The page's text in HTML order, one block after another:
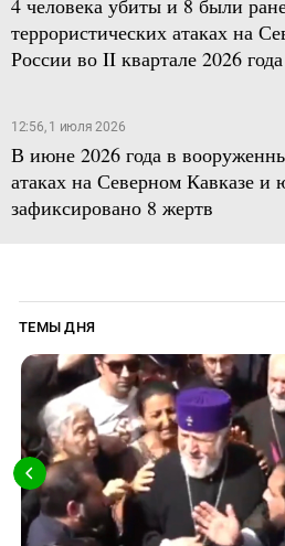
4 человека убиты и 8 были
террористических атаках на
России во II квартале 2026 года
12:56, 1 июля 2026
В июне 2026 года в
атаках на Северном Кавказе и
зафиксировано 8 жертв
ТЕМЫ ДНЯ